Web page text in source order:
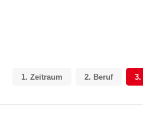
1. Zeitraum 2. Beruf 3.